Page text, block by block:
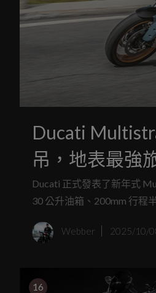
Ducati
吊，地表最強
Ducati 正式發表了新年式
30 公升油箱、200mm 行程
Webber 2025/10/
16